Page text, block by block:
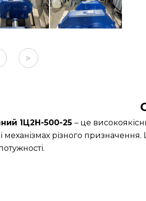
>
1Ц2Н-500-25 – це
різного